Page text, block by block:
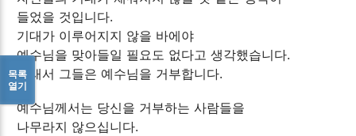
들었을 것입니다.
기대가 이루어지지 않을 바에야
예수님을 맞아들일 필요도 없다고 생각했습니다.
그래서 그들은 예수님을 거부합니다.
예수님께서는 당신을 거부하는 사람들을
나무라지 않으십니다.
목록
열기